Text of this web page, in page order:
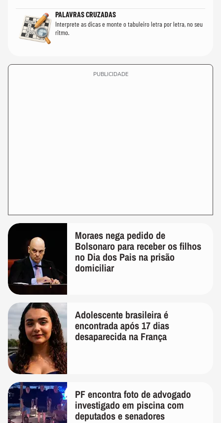
PALAVRAS CRUZADAS
Interprete as dicas e monte o tabuleiro letra por letra, no seu
ritmo.
PUBLICIDADE
Moraes nega pedido de
Bolsonaro para receber os filhos
no Dia dos Pais na prisão
domiciliar
Adolescente brasileira é
encontrada após 17 dias
desaparecida na França
PF encontra foto de advogado
investigado em piscina com
deputados e senadores